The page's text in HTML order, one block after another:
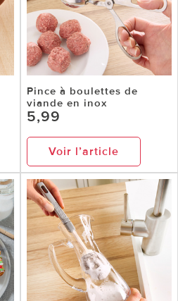
Pince à boulettes de
viande en inox
5,99
Voir l’article